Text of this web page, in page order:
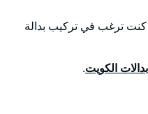
كنت ترغب في تركيب بدالة
الكويت.